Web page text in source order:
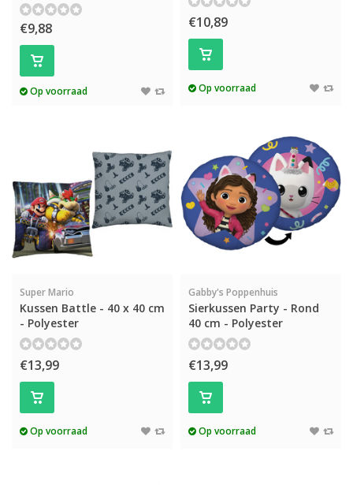
€9,88
Op voorraad
€10,89
Op voorraad
Super Mario
Kussen Battle - 40 x 40 cm
- Polyester
€13,99
Op voorraad
Gabby's Poppenhuis
Sierkussen Party - Rond
40 cm - Polyester
€13,99
Op voorraad